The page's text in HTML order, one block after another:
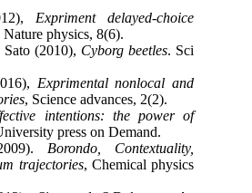
Expriment delayed-choice
Nature physics, 8(6).
(2010), Cyborg beetles. Sci
Exprimental nonlocal and
, Science advances, 2(2).
intentions: the power of
press on Demand.
Borondo, Contextuality,
trajectories, Chemical physics